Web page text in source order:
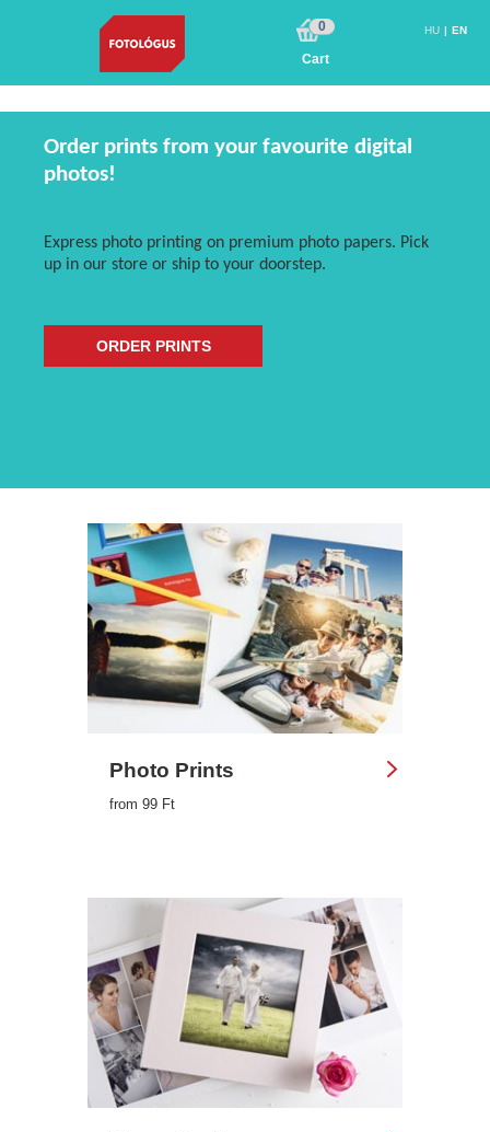
0
Cart
HU EN
Order prints from your favourite digital
photos!
Express photo printing on premium photo papers. Pick
up in our store or ship to your doorstep.
ORDER PRINTS
Photo Prints
from 99 Ft